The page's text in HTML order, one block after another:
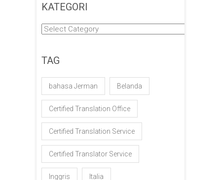
KATEGORI
Kategori
TAG
bahasa Jerman Belanda
Certified Translation Office
Certified Translation Service
Certified Translator Service
Inggris Italia